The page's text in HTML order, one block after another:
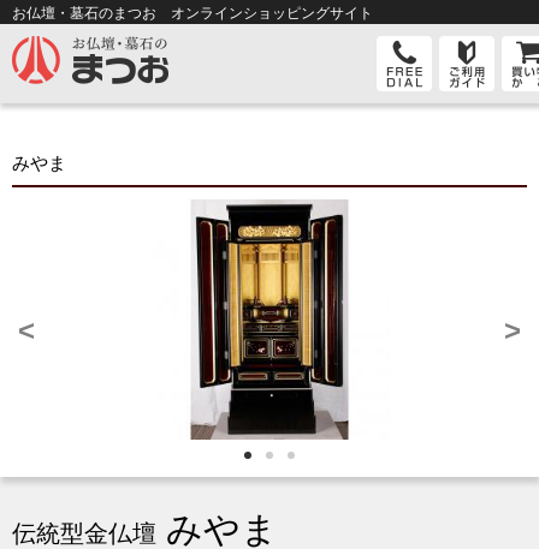
お仏壇・墓石のまつお オンラインショッピングサイト
みやま
< >
伝統型金仏壇 みやま